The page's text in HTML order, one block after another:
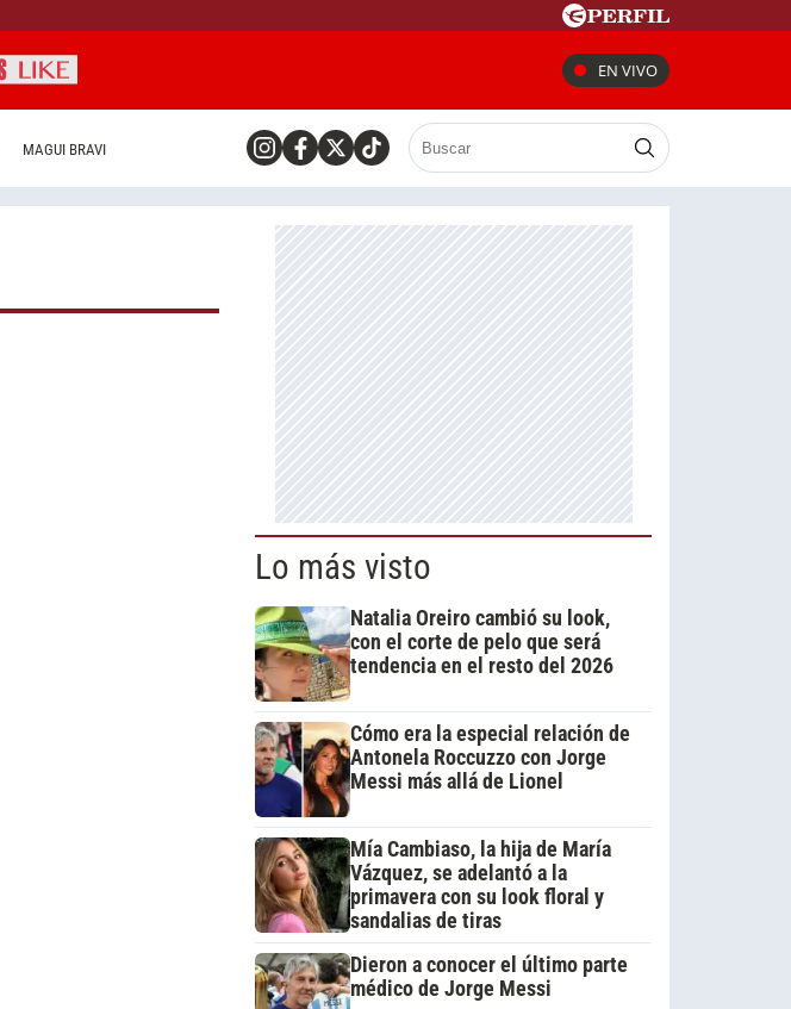
EN VIVO
MAGUI BRAVI
Lo más visto
Natalia Oreiro cambió su look,
con el corte de pelo que será
tendencia en el resto del 2026
Cómo era la especial relación de
Antonela Roccuzzo con Jorge
Messi más allá de Lionel
Mía Cambiaso, la hija de María
Vázquez, se adelantó a la
primavera con su look floral y
sandalias de tiras
Dieron a conocer el último parte
médico de Jorge Messi